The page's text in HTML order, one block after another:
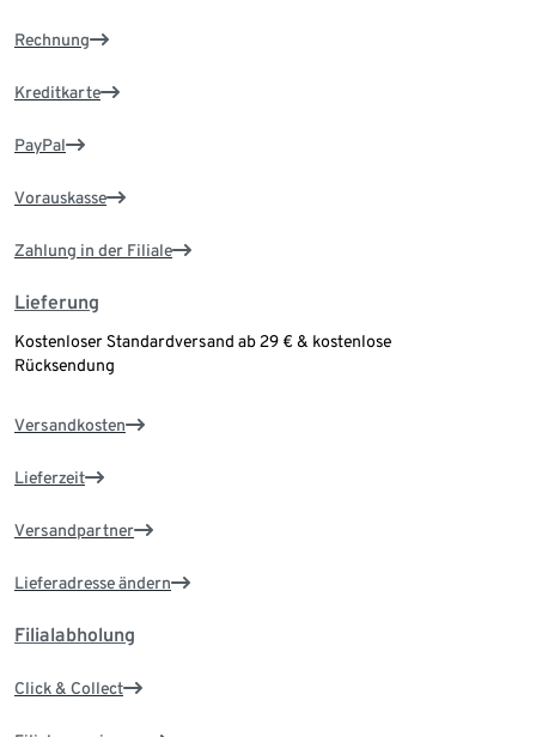
Rechnung
Kreditkarte
PayPal
Vorauskasse
Zahlung in der Filiale
Lieferung
Kostenloser Standardversand ab 29 € & kostenlose
Rücksendung
Versandkosten
Lieferzeit
Versandpartner
Lieferadresse ändern
Filialabholung
Click & Collect